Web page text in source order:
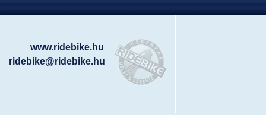
www.ridebike.hu
ridebike@ridebike.hu